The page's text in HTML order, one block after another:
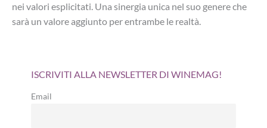
nei valori esplicitati. Una sinergia unica nel suo genere che
sarà un valore aggiunto per entrambe le realtà.
ISCRIVITI ALLA NEWSLETTER DI WINEMAG!
Email